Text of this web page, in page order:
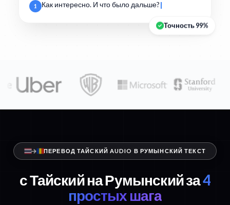
1 Как интересно. И что было дальше?
Точность 99%
ПЕРЕВОД ТАЙСКИЙ AUDIO В РУМЫНСКИЙ ТЕКСТ
с Тайский на Румынский за4
простых шага